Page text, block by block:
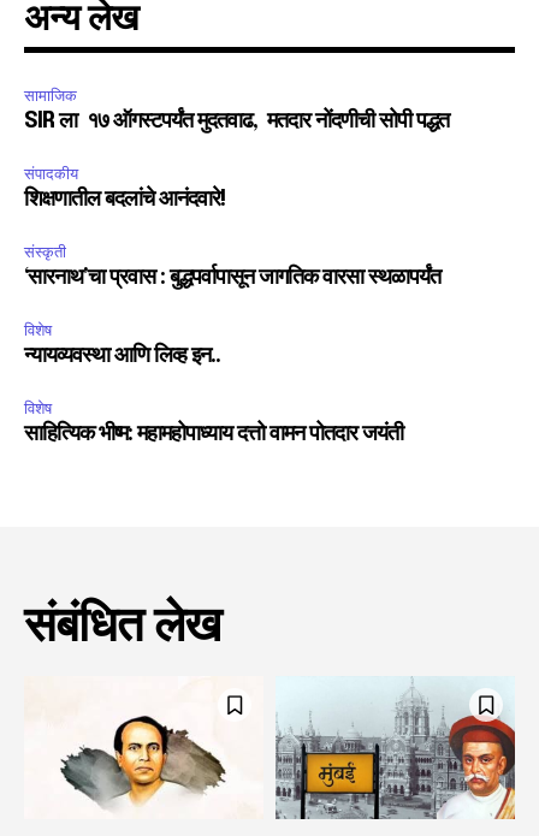
अन्य लेख
सामाजिक
SIR ला १७ ऑगस्टपर्यंत मुदतवाढ, मतदार नोंदणीची सोपी पद्धत
संपादकीय
शिक्षणातील बदलांचे आनंदवारे!
संस्कृती
‘सारनाथ’चा प्रवास : बुद्धपर्वापासून जागतिक वारसा स्थळापर्यंत
विशेष
न्यायव्यवस्था आणि लिव्ह इन..
विशेष
साहित्यिक भीष्म: महामहोपाध्याय दत्तो वामन पोतदार जयंती
संबंधित लेख